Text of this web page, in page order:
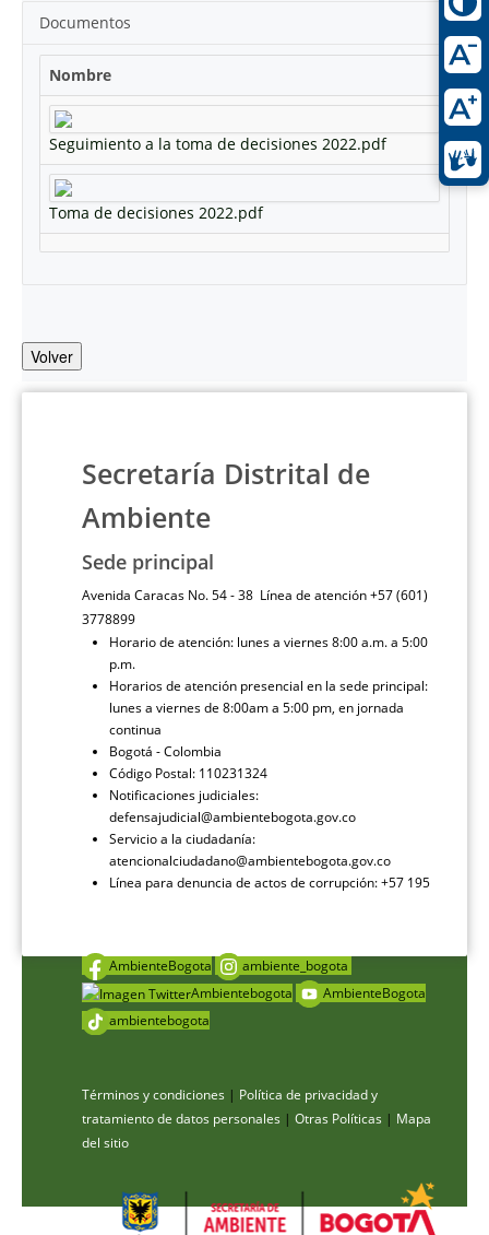
Documentos
Nombre
Seguimiento a la toma de decisiones 2022.pdf
Toma de decisiones 2022.pdf
Volver
Secretaría Distrital de
Ambiente
Sede principal
Avenida Caracas No. 54 - 38 Línea de atención +57 (601)
3778899
Horario de atención: lunes a viernes 8:00 a.m. a 5:00
p.m.
Horarios de atención presencial en la sede principal:
lunes a viernes de 8:00am a 5:00 pm, en jornada
continua
Bogotá - Colombia
Código Postal: 110231324
Notificaciones judiciales:
defensajudicial@ambientebogota.gov.co
Servicio a la ciudadanía:
atencionalciudadano@ambientebogota.gov.co
Línea para denuncia de actos de corrupción: +57 195
AmbienteBogota
ambiente_bogota
Ambientebogota
AmbienteBogota
ambientebogota
Términos y condiciones | Política de privacidad y
tratamiento de datos personales | Otras Políticas | Mapa
del sitio